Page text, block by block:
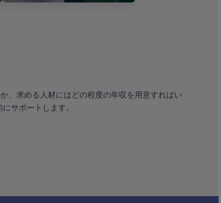
、求める人材にはどの程度の年収を用意すればい
サポートします。